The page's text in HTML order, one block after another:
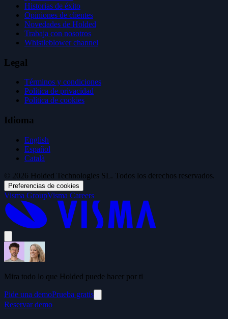
Historias de éxito
Opiniones de clientes
Novedades de Holded
Trabaja con nosotros
Whistleblower channel
Legal
Términos y condiciones
Política de privacidad
Política de cookies
Idioma
English
Español
Català
© 2026 Holded Technologies SL. Todos los derechos reservados.
Preferencias de cookies
Visma GroupVisma Careers
Mira todo lo que Holded puede hacer por ti
Pide una demoPrueba gratis
Reservar demo